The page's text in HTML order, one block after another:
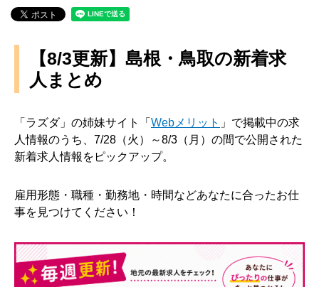
【8/3更新】島根・鳥取の新着求
人まとめ
「ラズダ」の姉妹サイト「 Webメリット 」で掲載中の求
人情報のうち、7/28（火）～8/3（月）の間で公開された
新着求人情報をピックアップ。
雇用形態・職種・勤務地・時間などあなたに合ったお仕
事を見つけてください！